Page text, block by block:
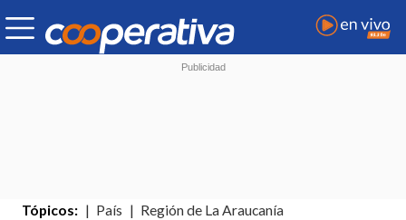
Tópicos: País Región de La Araucanía